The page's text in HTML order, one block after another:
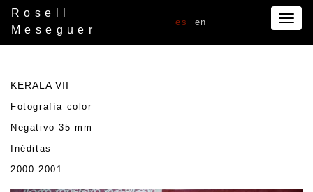
Rosell
Meseguer
es en
KERALA VII
Fotografía color
Negativo 35 mm
Inéditas
2000-2001